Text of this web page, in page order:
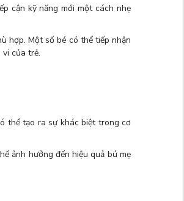
cận kỹ năng mới một cách nhẹ
hợp. Một số bé có thể tiếp nhận
của trẻ.
thể tạo ra sự khác biệt trong cơ
ảnh hưởng đến hiệu quả bú mẹ